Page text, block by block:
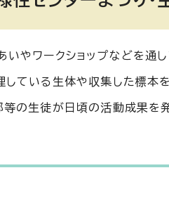
やワークショップなどを通
ている生体や収集した標本を
等の生徒が日頃の活動成果を